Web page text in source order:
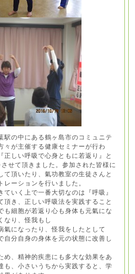
駅の中にある鶴ヶ島市のコミュニテ
々が主催する健康セミナーが行わ
正しい呼吸で心身ともに若返り』と
せて頂きました。参加された皆様に
て頂いたり、氣功教室の生徒さんと
レーションを行いました。
ていく上で一番大切なのは『呼吸』
頂き、正しい呼吸法を実践すること
も細胞が若返り心も身体も元氣にな
なり、怪我もし
氣になったり、怪我をしたとして
自分自身の身体を元の状態に改善し
め、精神的疾患にも多大な効果をあ
も、小さいうちから実践すると、学